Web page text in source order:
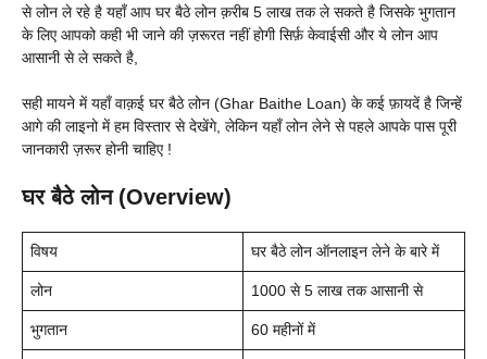
से लोन ले रहे है यहाँ आप घर बैठे लोन क़रीब 5 लाख तक ले सकते है जिसके भुगतान
के लिए आपको कही भी जाने की ज़रूरत नहीं होगी सिर्फ़ केवाईसी और ये लोन आप
आसानी से ले सकते है,
सही मायने में यहाँ वाक़ई घर बैठे लोन (Ghar Baithe Loan) के कई फ़ायदें है जिन्हें
आगे की लाइनो में हम विस्तार से देखेंगे, लेकिन यहाँ लोन लेने से पहले आपके पास पूरी
जानकारी ज़रूर होनी चाहिए !
घर बैठे लोन (Overview)
विषय घर बैठे लोन ऑनलाइन लेने के बारे में
लोन 1000 से 5 लाख तक आसानी से
भुगतान 60 महीनों में